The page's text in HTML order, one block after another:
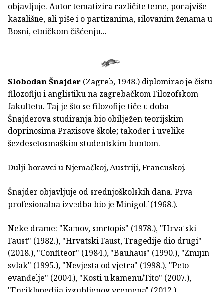
objavljuje. Autor tematizira različite teme, ponajviše
kazališne, ali piše i o partizanima, silovanim ženama u
Bosni, etničkom čišćenju...
Slobodan Šnajder (Zagreb, 1948.) diplomirao je čistu
filozofiju i anglistiku na zagrebačkom Filozofskom
fakultetu. Taj je što se filozofije tiče u doba
Šnajderova studiranja bio obilježen teorijskim
doprinosima Praxisove škole; također i uvelike
šezdesetosmaškim studentskim buntom.
Dulji boravci u Njemačkoj, Austriji, Francuskoj.
Šnajder objavljuje od srednjoškolskih dana. Prva
profesionalna izvedba bio je Minigolf (1968.).
Neke drame: "Kamov, smrtopis" (1978.), "Hrvatski
Faust" (1982.), "Hrvatski Faust, Tragedije dio drugi"
(2018.), "Confiteor" (1984.), "Bauhaus" (1990.), "Zmijin
svlak" (1995.), "Nevjesta od vjetra" (1998.), "Peto
evanđelje" (2004.), "Kosti u kamenu/Tito" (2007.),